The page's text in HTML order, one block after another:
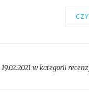
19.02.2021 w kategorii